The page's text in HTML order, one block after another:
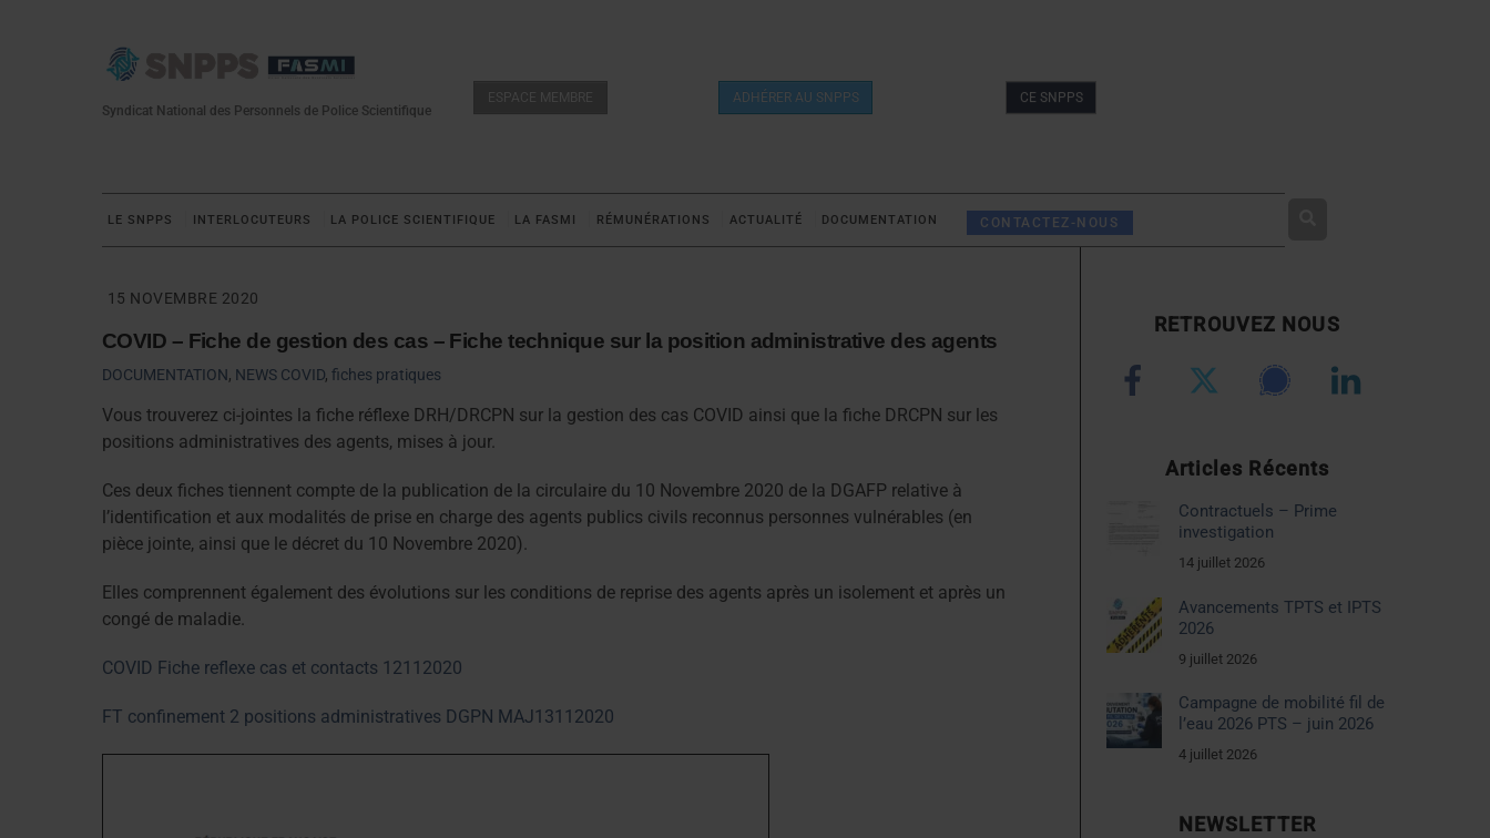
Syndicat National des Personnels de Police Scientifique
LE SNPPS INTERLOCUTEURS LA POLICE SCIENTIFIQUE LA FASMI RÉMUNÉRATIONS ACTUALITÉ DOCUMENTATION CONTACTEZ-NOUS
ESPACE MEMBRE ADHÉRER AU SNPPS CE SNPPS
15 NOVEMBRE 2020
COVID – Fiche de gestion des cas – Fiche technique sur la position administrative des agents
DOCUMENTATION, NEWS COVID, fiches pratiques
Vous trouverez ci-jointes la fiche réflexe DRH/DRCPN sur la gestion des cas COVID ainsi que la fiche DRCPN sur les
positions administratives des agents, mises à jour.
Ces deux fiches tiennent compte de la publication de la circulaire du 10 Novembre 2020 de la DGAFP relative à
l’identification et aux modalités de prise en charge des agents publics civils reconnus personnes vulnérables (en
pièce jointe, ainsi que le décret du 10 Novembre 2020).
Elles comprennent également des évolutions sur les conditions de reprise des agents après un isolement et après un
congé de maladie.
COVID Fiche reflexe cas et contacts 12112020
FT confinement 2 positions administratives DGPN MAJ13112020
RETROUVEZ NOUS
Articles Récents
Contractuels – Prime
investigation
14 juillet 2026
Avancements TPTS et IPTS
2026
9 juillet 2026
Campagne de mobilité fil de
l’eau 2026 PTS – juin 2026
4 juillet 2026
NEWSLETTER